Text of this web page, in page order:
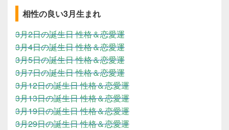
相性の良い3月生まれ
3月2日の誕生日 性格＆恋愛運
3月4日の誕生日 性格＆恋愛運
3月5日の誕生日 性格＆恋愛運
3月7日の誕生日 性格＆恋愛運
3月12日の誕生日 性格＆恋愛運
3月13日の誕生日 性格＆恋愛運
3月19日の誕生日 性格＆恋愛運
3月29日の誕生日 性格＆恋愛運